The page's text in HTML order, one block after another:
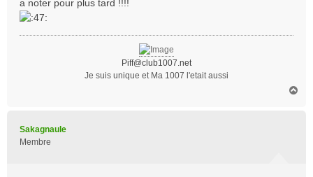
s
a
g
a noter pour plus tard !!!!
Piff@club1007.net
Je suis unique et Ma 1007 l'etait aussi
Sakagnaule
Membre